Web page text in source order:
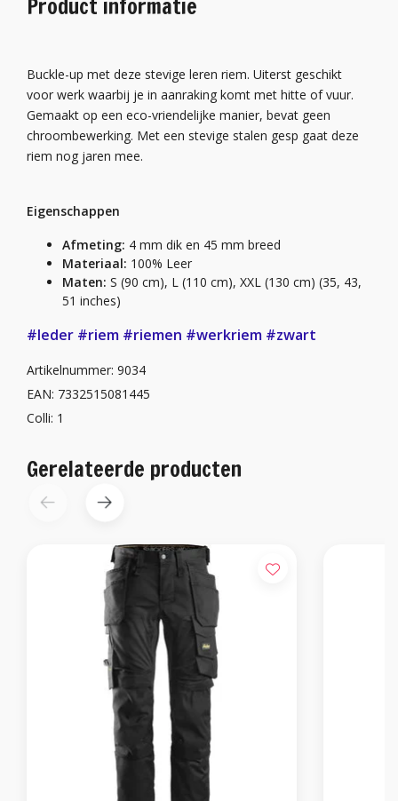
Product informatie
Buckle-up met deze stevige leren riem. Uiterst geschikt
voor werk waarbij je in aanraking komt met hitte of vuur.
Gemaakt op een eco-vriendelijke manier, bevat geen
chroombewerking. Met een stevige stalen gesp gaat deze
riem nog jaren mee.
Eigenschappen
Afmeting: 4 mm dik en 45 mm breed
Materiaal: 100% Leer
Maten: S (90 cm), L (110 cm), XXL (130 cm) (35, 43,
51 inches)
#leder #riem #riemen #werkriem #zwart
Artikelnummer: 9034
EAN: 7332515081445
Colli: 1
Gerelateerde producten